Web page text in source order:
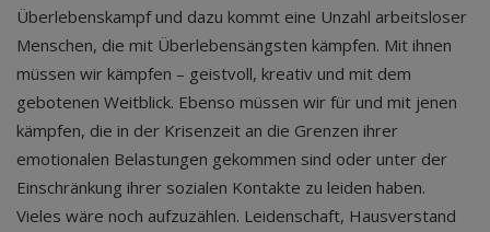
Überlebenskampf und dazu kommt eine Unzahl arbeitsloser
Menschen, die mit Überlebensängsten kämpfen. Mit ihnen
müssen wir kämpfen – geistvoll, kreativ und mit dem
gebotenen Weitblick. Ebenso müssen wir für und mit jenen
kämpfen, die in der Krisenzeit an die Grenzen ihrer
emotionalen Belastungen gekommen sind oder unter der
Einschränkung ihrer sozialen Kontakte zu leiden haben.
Vieles wäre noch aufzuzählen. Leidenschaft, Hausverstand